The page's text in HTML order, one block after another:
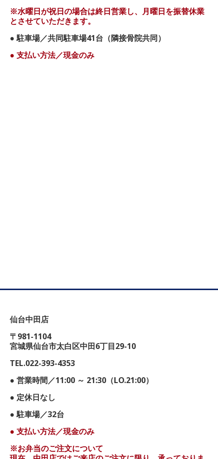
※水曜日が祝日の場合は終日営業し、月曜日を振替休業
とさせていただきます。
● 駐車場／共同駐車場41台（隣接骨院共同）
● 支払い方法／現金のみ
仙台中田店
〒981-1104
宮城県仙台市太白区中田6丁目29-10
TEL.022-393-4353
● 営業時間／11:00 ～ 21:30（LO.21:00）
● 定休日なし
● 駐車場／32台
● 支払い方法／現金のみ
※お弁当のご注文について